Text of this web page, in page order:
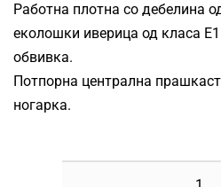
Работна плотна со дебелина
еколошки иверица од класа
обвивка.
Потпорна централна
ногарка.